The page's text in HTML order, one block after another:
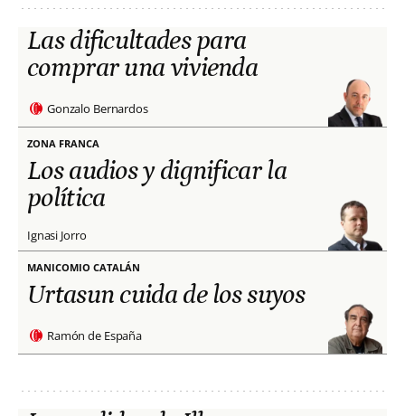
Las dificultades para
comprar una vivienda
Gonzalo Bernardos
ZONA FRANCA
Los audios y dignificar la
política
Ignasi Jorro
MANICOMIO CATALÁN
Urtasun cuida de los suyos
Ramón de España